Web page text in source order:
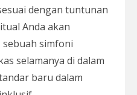
dengan tuntunan
Anda akan
simfoni
selamanya di dalam
baru dalam